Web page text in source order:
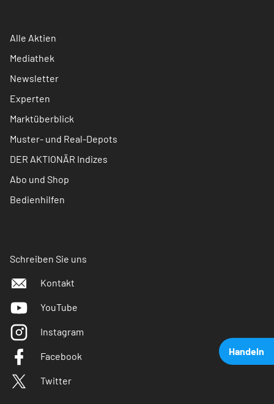
Handeln
Alle Aktien
Mediathek
Newsletter
Experten
Marktüberblick
Muster- und Real-Depots
DER AKTIONÄR Indizes
Abo und Shop
Bedienhilfen
Schreiben Sie uns
Kontakt
YouTube
Instagram
Facebook
Twitter